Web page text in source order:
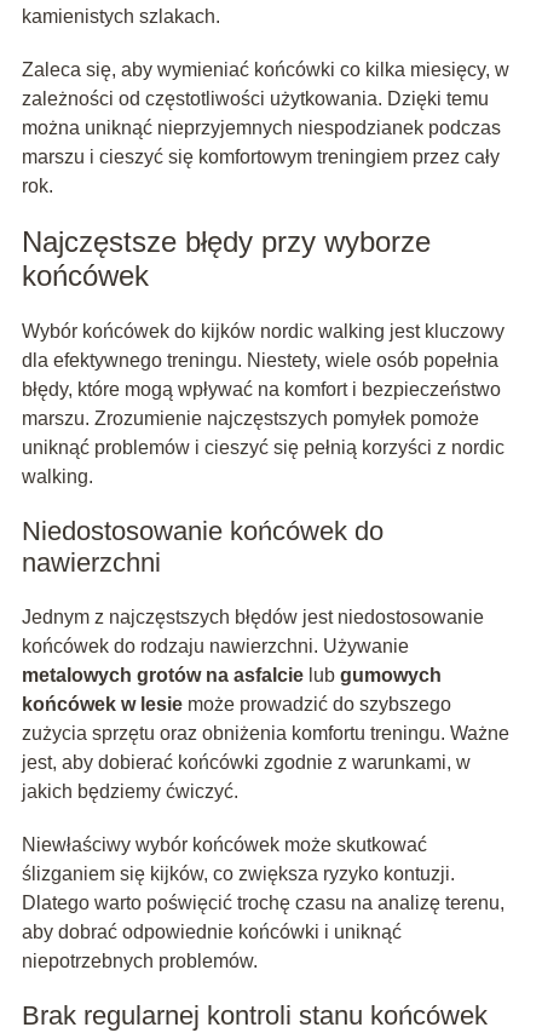
kamienistych szlakach.
Zaleca się, aby wymieniać końcówki co kilka miesięcy, w
zależności od częstotliwości użytkowania. Dzięki temu
można uniknąć nieprzyjemnych niespodzianek podczas
marszu i cieszyć się komfortowym treningiem przez cały
rok.
Najczęstsze błędy przy wyborze
końcówek
Wybór końcówek do kijków nordic walking jest kluczowy
dla efektywnego treningu. Niestety, wiele osób popełnia
błędy, które mogą wpływać na komfort i bezpieczeństwo
marszu. Zrozumienie najczęstszych pomyłek pomoże
uniknąć problemów i cieszyć się pełnią korzyści z nordic
walking.
Niedostosowanie końcówek do
nawierzchni
Jednym z najczęstszych błędów jest niedostosowanie
końcówek do rodzaju nawierzchni. Używanie
metalowych grotów na asfalcielub gumowych
końcówek w lesiemoże prowadzić do szybszego
zużycia sprzętu oraz obniżenia komfortu treningu. Ważne
jest, aby dobierać końcówki zgodnie z warunkami, w
jakich będziemy ćwiczyć.
Niewłaściwy wybór końcówek może skutkować
ślizganiem się kijków, co zwiększa ryzyko kontuzji.
Dlatego warto poświęcić trochę czasu na analizę terenu,
aby dobrać odpowiednie końcówki i uniknąć
niepotrzebnych problemów.
Brak regularnej kontroli stanu końcówek